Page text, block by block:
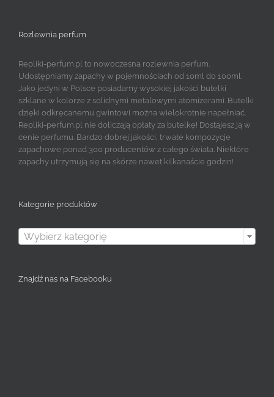
Rozlewnia perfum
Repliki-perfum.pl to nowoczesna rozlewnia perfum.
Udostępniamy zapachy w pojemnościach od 10ml do 100ml.
Jako jedyni w Polsce posiadamy wysokiej jakości butelki
szklane w kolorze z solidnymi metalowymi atomizerami. Butelki
dzięki odkręcanemu gwintowi można wielokrotnie napełniać.
Repliki-perfum.pl nie doliczają opłaty za butelkę! Dostajesz ją w
cenie perfumu. Bardzo dobrej jakości, trwałe kompozycje
zapachowe ponad 300 producentów z całego świata. Niektóre
zapachy utrzymują się na skórze nawet kilkanaście godzin!
Kategorie produktów
Wybierz kategorię
Znajdź nas na Facebooku